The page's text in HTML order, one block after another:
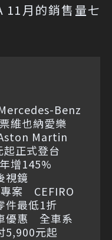
11月的銷售量七
Benz
維也納愛樂
Martin
正式登台
增145%
視鏡
專案 CEFIRO
件最低1折
優惠 全車系
5,900元起